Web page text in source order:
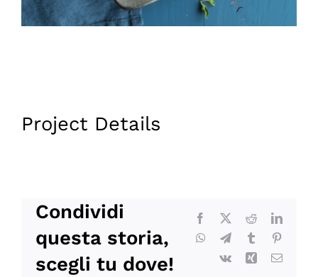
Project Details
Condividi
questa storia,
scegli tu dove!
Facebook Reddit
WhatsApp
TelegramTumblr
Vk
Xing Email